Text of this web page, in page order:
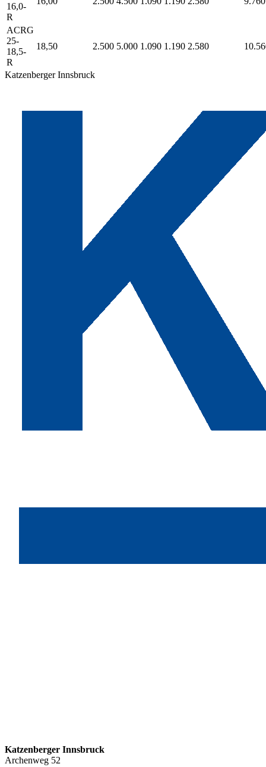
16,0-
R
ACRG
25-
18,5-
R
18,50 2.500 5.000 1.090 1.190 2.580
Katzenberger Innsbruck
Katzenberger Innsbruck
Archenweg 52